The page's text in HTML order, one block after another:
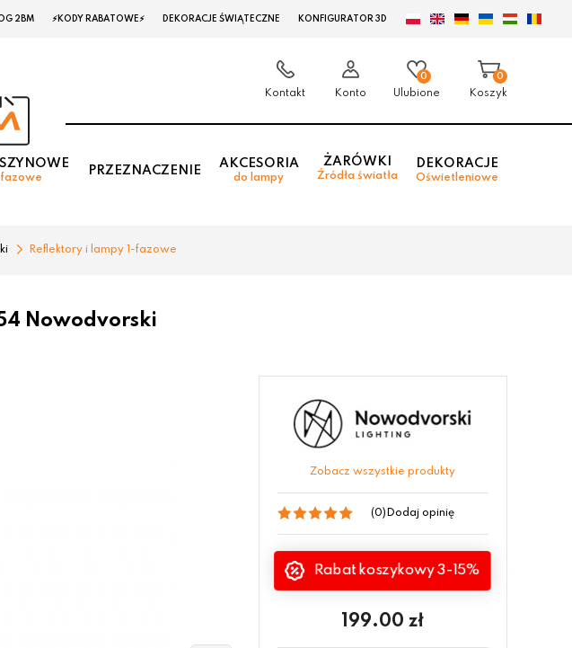
2BM ⚡KODY RABATOWE⚡ DEKORACJE ŚWIĄTECZNE KONFIGURATOR 3D
Kontakt Konto
0
Ulubione
0
Koszyk
PRZEZNACZENIE
AKCESORIA
do lampy
ŻARÓWKI
Źródła światła
DEKORACJE
Oświetleniowe
Reflektory i lampy 1-fazowe
Nowodvorski
Zobacz wszystkie produkty
(0) Dodaj opinię
Rabat koszykowy 3-15%
199.00 zł